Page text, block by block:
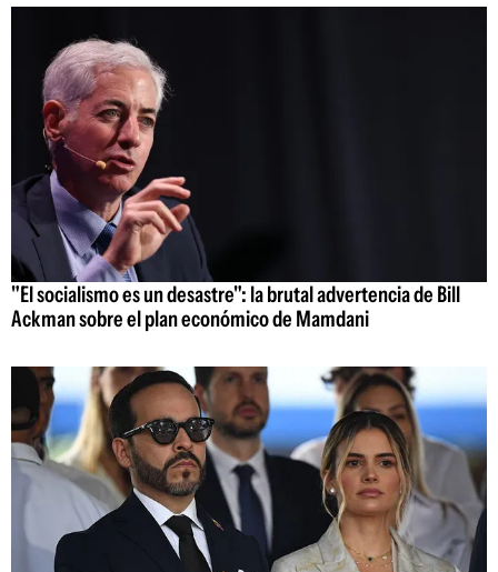
"El socialismo es un desastre": la brutal advertencia de Bill
Ackman sobre el plan económico de Mamdani